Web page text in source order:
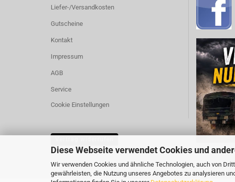
Diese Webseite verwendet Cookies und
Wir verwenden Cookies und ähnliche Technologien, auch von
gewährleisten, die Nutzung unseres Angebotes zu analysieren
Liefer-/Versandkosten
Gutscheine
Kontakt
Impressum
AGB
Service
Cookie Einstellungen